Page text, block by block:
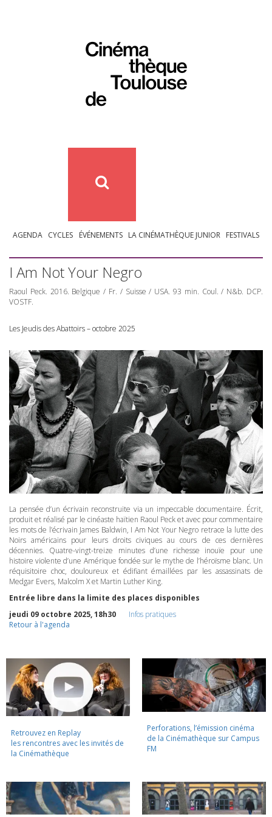
AGENDA CYCLES ÉVÉNEMENTS LA CINÉMATHÈQUE JUNIOR FESTIVALS
I Am Not Your Negro
Raoul Peck. 2016. Belgique / Fr. / Suisse / USA. 93 min. Coul. / N&b. DCP.
VOSTF.
Les Jeudis des Abattoirs – octobre 2025
La pensée d’un écrivain reconstruite via un impeccable documentaire. Écrit,
produit et réalisé par le cinéaste haïtien Raoul Peck et avec pour commentaire
les mots de l’écrivain James Baldwin, I Am Not Your Negro retrace la lutte des
Noirs américains pour leurs droits civiques au cours de ces dernières
décennies. Quatre-vingt-treize minutes d’une richesse inouïe pour une
histoire violente d’une Amérique fondée sur le mythe de l’héroïsme blanc. Un
réquisitoire choc, douloureux et édifiant émaillées par les assassinats de
Medgar Evers, Malcolm X et Martin Luther King.
Entrée libre dans la limite des places disponibles
jeudi 09 octobre 2025, 18h30
Infos pratiques
Retour à l'agenda
Retrouvez en Replay
les rencontres avec les invités de
la Cinémathèque
Perforations, l’émission cinéma
de la Cinémathèque sur Campus
FM